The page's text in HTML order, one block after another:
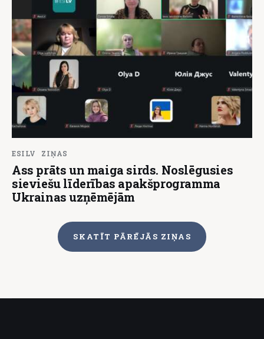
ESILV ZIŅAS
Ass prāts un maiga sirds. Noslēgusies
sieviešu līderības apakšprogramma
Ukrainas uzņēmējām
SKATĪT PĀRĒJĀS ZIŅAS